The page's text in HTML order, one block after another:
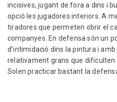
incisives, jugant de fora a dins i
opció les jugadores interiors. A
tiradores que permeten obrir el
companyes. En defensa són un
d’intimidació dins la pintura i
relativament grans que dificulten
Solen practicar bastant la